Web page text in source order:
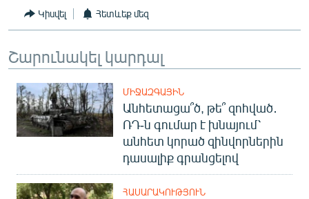
ՀԵՏԵՎԵՔ ՄԵԶ
«Ազատության» բոլոր կայքերը
Կիսվել Հետևեք մեզ
Շարունակել կարդալ
ՄԻՋԱԶԳԱՅԻՆ
Անհետացա՞ծ, թե՞ զոհված․
ՌԴ-ն գումար է խնայում՝
անհետ կորած զինվորներին
դասալիք գրանցելով
ՀԱՍԱՐԱԿՈՒԹՅՈՒՆ